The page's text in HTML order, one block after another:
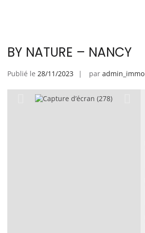
BY NATURE – NANCY
Publié le 28/11/2023 par admin_immo